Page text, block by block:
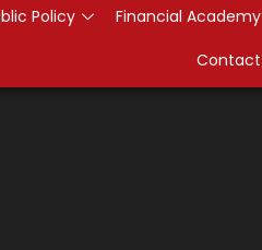
Policy
Financial Academy
Contact